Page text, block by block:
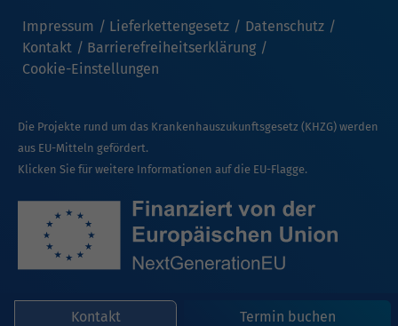
Kontakt Termin buchen
Impressum Lieferkettengesetz
Datenschutz
Kontakt
Barrierefreiheitserklärung
Cookie-Einstellungen
Die Projekte rund um das Krankenhauszukunftsgesetz (KHZG) werden
aus EU-Mitteln gefördert.
Klicken Sie für weitere Informationen auf die EU-Flagge.